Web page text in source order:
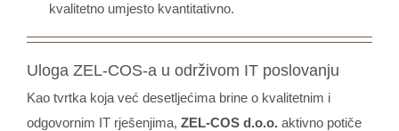
kvalitetno umjesto kvantitativno.
Uloga ZEL-COS-a u održivom IT poslovanju
Kao tvrtka koja već desetljećima brine o kvalitetnim i
odgovornim IT rješenjima, ZEL-COS d.o.o. aktivno potiče